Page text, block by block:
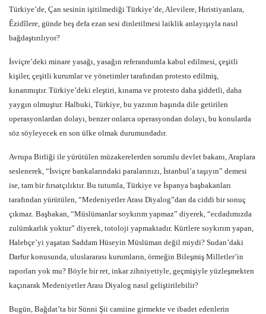
Türkiye’de, Çan sesinin işitilmediği Türkiye’de, Alevilere, Hıristiyanlara,
Êzidîlere, günde beş defa ezan sesi dinletilmesi laiklik anlayışıyla nasıl
bağdaştırılıyor?
İsviçre’deki minare yasağı, yasağın referandumla kabul edilmesi, çeşitli
kişiler, çeşitli kurumlar ve yönetimler tarafından protesto edilmiş,
kınanmıştır. Türkiye’deki eleştiri, kınama ve protesto daha şiddetli, daha
yaygın olmuştur. Halbuki, Türkiye, bu yazının başında dile getirilen
operasyonlardan dolayı, benzer onlarca operasyondan dolayı, bu konularda
söz söyleyecek en son ülke olmak durumundadır.
Avrupa Birliği ile yürütülen müzakerelerden sorumlu devlet bakanı, Araplara
seslenerek, “İsviçre bankalarındaki paralarınızı, İstanbul’a taşıyın” demesi
ise, tam bir fırsatçılıktır. Bu tutumla, Türkiye ve İspanya başbakanları
tarafından yürütülen, “Medeniyetler Arası Diyalog”dan da ciddi bir sonuç
çıkmaz. Başbakan, “Müslümanlar soykırım yapmaz” diyerek, “ecdadımızda
zulümkarlık yoktur” diyerek, totoloji yapmaktadır. Kürtlere soykırım yapan,
Halebçe’yi yaşatan Saddam Hüseyin Müslüman değil miydi? Sudan’daki
Darfur konusunda, uluslararası kurumların, örmeğin Bileşmiş Milletler’in
raporları yok mu? Böyle bir ret, inkar zihniyetiyle, geçmişiyle yüzleşmekten
kaçınarak Medeniyetler Arası Diyalog nasıl geliştirilebilir?
Bugün, Bağdat’ta bir Sünni Şii camiine girmekte ve ibadet edenlerin